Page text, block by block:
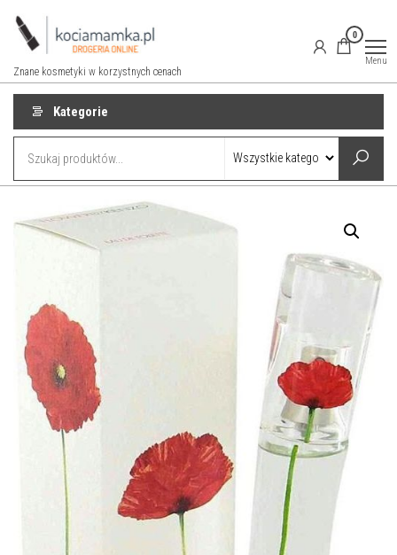
Przejdź
Znane kosmetyki w korzystnych cenach
0
Menu
Kategorie